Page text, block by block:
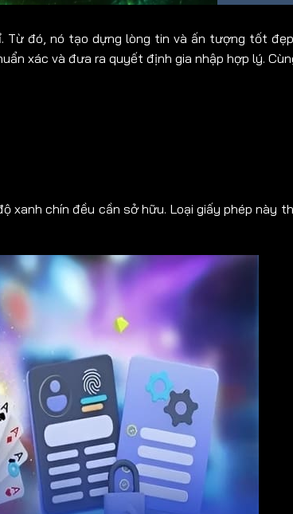
đó, nó tạo dựng lòng tin và ấn tượng tốt
xác và đưa ra quyết định gia nhập hợp lý.
xanh chín đều cần sở hữu. Loại giấy phép này